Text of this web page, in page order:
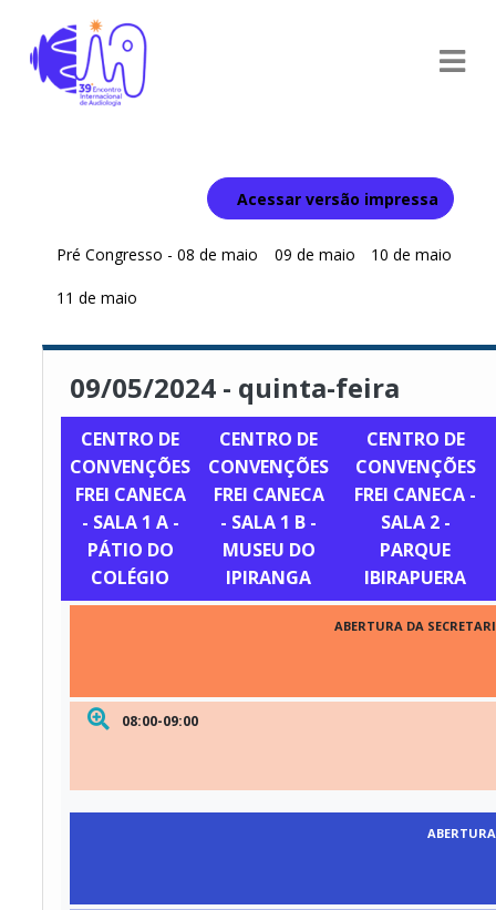
Acessar versão impressa
Pré Congresso - 08 de maio 09 de maio 10 de maio
11 de maio
09/05/2024 - quinta-feira
CENTRO DE
CONVENÇÕES
FREI CANECA
- SALA 1 A -
PÁTIO DO
COLÉGIO
CENTRO DE
CONVENÇÕES
FREI CANECA
- SALA 1 B -
MUSEU DO
IPIRANGA
CENTRO DE
CONVENÇÕES
FREI CANECA -
SALA 2 -
PARQUE
IBIRAPUERA
ABERTURA DA
08:00-09:00